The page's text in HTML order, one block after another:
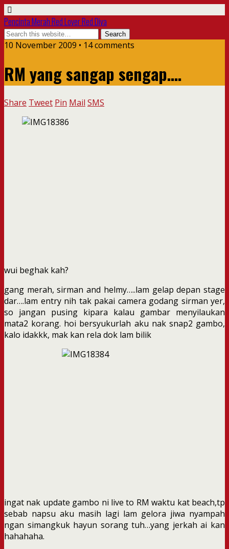
Pencinta Merah Red Lover Red Diva
10 November 2009 • 14 comments
RM yang sangap sengap….
Share Tweet Pin Mail SMS
wui beghak kah?
gang merah, sirman and helmy…..lam gelap depan stage
dar….lam entry nih tak pakai camera godang sirman yer,
so jangan pusing kipara kalau gambar menyilaukan
mata2 korang. hoi bersyukurlah aku nak snap2 gambo,
kalo idakkk, mak kan rela dok lam bilik
ingat nak update gambo ni live to RM waktu kat beach,tp
sebab napsu aku masih lagi lam gelora jiwa nyampah
ngan simangkuk hayun sorang tuh…yang jerkah ai kan
hahahaha.